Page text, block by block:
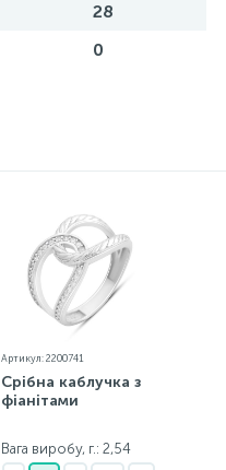
28
0
Артикул: 2200741
Срібна каблучка з
фіанітами
Вага виробу, г.: 2,54